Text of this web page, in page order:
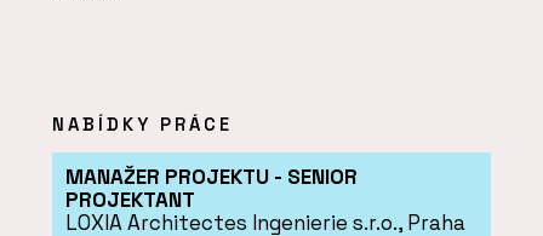
NABÍDKY PRÁCE
MANAŽER PROJEKTU - SENIOR
PROJEKTANT
LOXIA Architectes Ingenierie s.r.o., Praha